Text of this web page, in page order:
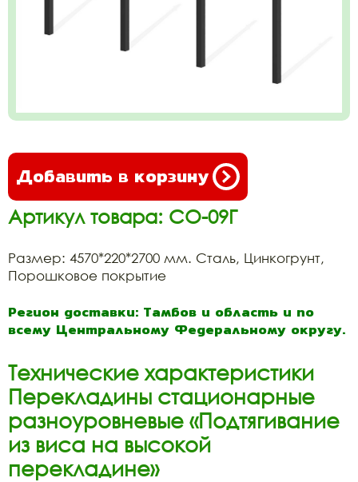
Добавить в корзину
Артикул товара: СО-09Г
Размер: 4570*220*2700 мм. Сталь, Цинкогрунт,
Порошковое покрытие
Регион доставки: Тамбов и область и по
всему Центральному Федеральному округу.
Технические характеристики
Перекладины стационарные
разноуровневые «Подтягивание
из виса на высокой
перекладине»